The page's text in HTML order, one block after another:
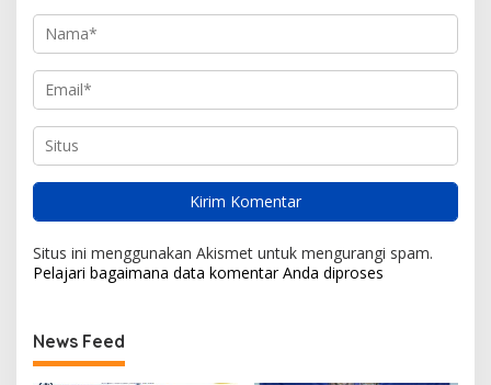
Situs ini menggunakan Akismet untuk mengurangi spam.
Pelajari bagaimana data komentar Anda diproses
News Feed